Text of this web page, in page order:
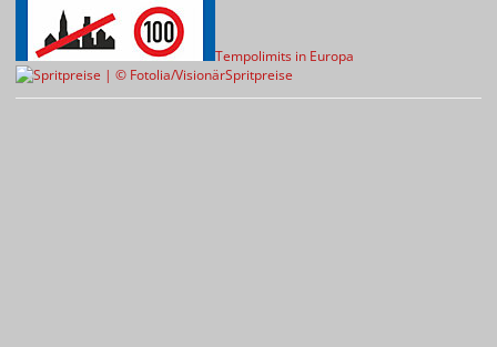
Tempolimits in Europa
Spritpreise